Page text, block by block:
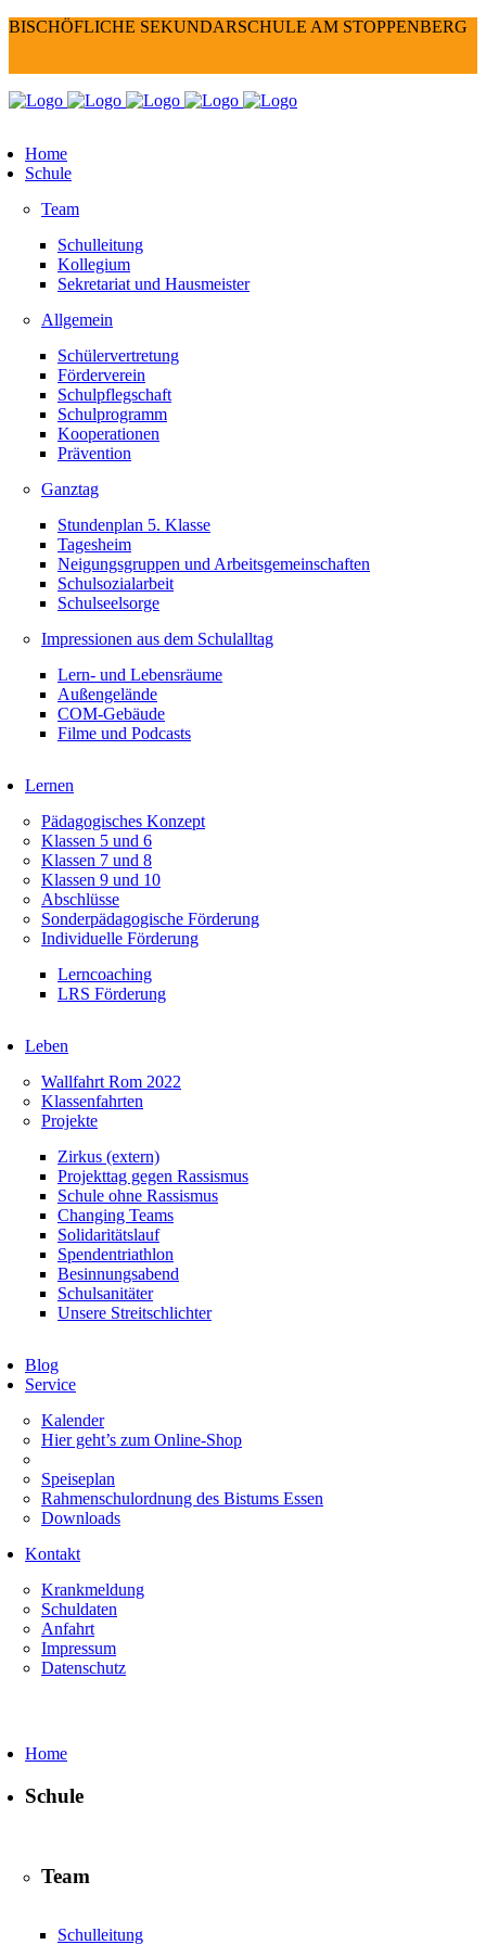
BISCHÖFLICHE SEKUNDARSCHULE AM STOPPENBERG
Home
Schule
Team
Schulleitung
Kollegium
Sekretariat und Hausmeister
Allgemein
Schülervertretung
Förderverein
Schulpflegschaft
Schulprogramm
Kooperationen
Prävention
Ganztag
Stundenplan 5. Klasse
Tagesheim
Neigungsgruppen und Arbeitsgemeinschaften
Schulsozialarbeit
Schulseelsorge
Impressionen aus dem Schulalltag
Lern- und Lebensräume
Außengelände
COM-Gebäude
Filme und Podcasts
Lernen
Pädagogisches Konzept
Klassen 5 und 6
Klassen 7 und 8
Klassen 9 und 10
Abschlüsse
Sonderpädagogische Förderung
Individuelle Förderung
Lerncoaching
LRS Förderung
Leben
Wallfahrt Rom 2022
Klassenfahrten
Projekte
Zirkus (extern)
Projekttag gegen Rassismus
Schule ohne Rassismus
Changing Teams
Solidaritätslauf
Spendentriathlon
Besinnungsabend
Schulsanitäter
Unsere Streitschlichter
Blog
Service
Kalender
Hier geht’s zum Online-Shop
Speiseplan
Rahmenschulordnung des Bistums Essen
Downloads
Kontakt
Krankmeldung
Schuldaten
Anfahrt
Impressum
Datenschutz
Home
Schule
Team
Schulleitung